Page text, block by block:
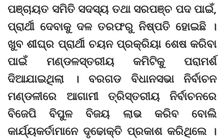
ପଞ୍ଚାୟତ ସମିତି ସଦସ୍ୟ ତଥା ସରପଞ୍ଚ ପଦ ପାଇଁ,
ପ୍ରାର୍ଥୀ ଦେବାକୁ ଦଳ ତରଫରୁ ନିଷ୍ପତି ହୋଇଛି ।
ଖୁବ ଶୀଘ୍ର ପ୍ରାର୍ଥୀ ଚୟନ ପ୍ରକ୍ରିୟା ଶେଷ କରିବା
ପାଇଁ ମଣ୍ଡଳସ୍ତରୀୟ କମିଟିକୁ ପରାମର୍ଶ
ଦିଆଯାଇଥିଲା । ବରଗଡ ବିଧାନସଭା ନିର୍ବାଚନ
ମଣ୍ଡଳୀରେ ଆଗାମୀ ତ୍ରିସ୍ତରୀୟ ନିର୍ବାଚନରେ
ବିଜେପି ବିପୁଳ ବିଜୟ ଲାଭ କରିବ ବୋଲି
କାର୍ଯ୍ୟକର୍ତାମାନେ ଦୃଢୋକ୍ତି ପ୍ରକାଶ କରିଥିଲେ ।